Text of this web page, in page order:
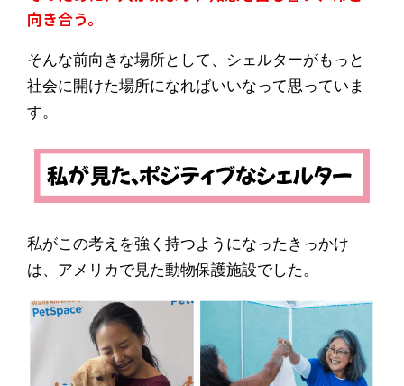
向き合う。
そんな前向きな場所として、シェルターがもっと
社会に開けた場所になればいいなって思っていま
す。
私がこの考えを強く持つようになったきっかけ
は、アメリカで見た動物保護施設でした。